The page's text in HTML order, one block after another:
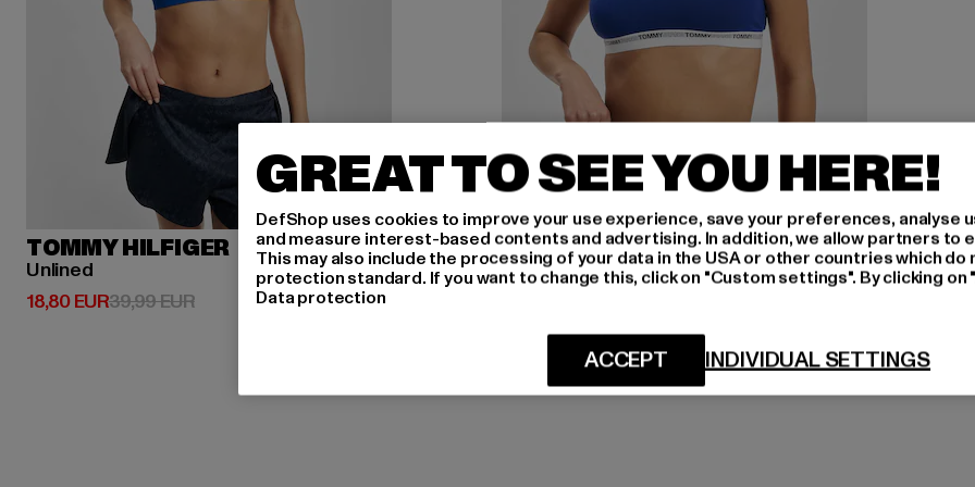
TOMMY HILFIGER
Unlined
18,80 EUR
Derzeitiger Preis: 18,80 EUR
39,99 EURAktionspreis: 39,99 EUR
TOMMY HILFIGER
Unlined
GREAT TO SEE YOU HERE!
DefShop uses cookies to improve your use experience, save your preferences, analyse
and measure interest-based contents and advertising. In addition, we allow partners to
This may also include the processing of your data in the USA or other countries which do
protection standard. If you want to change this, click on "Custom settings". By clicking
Data protection
INDIVIDUAL SETTINGS
ACCEPT